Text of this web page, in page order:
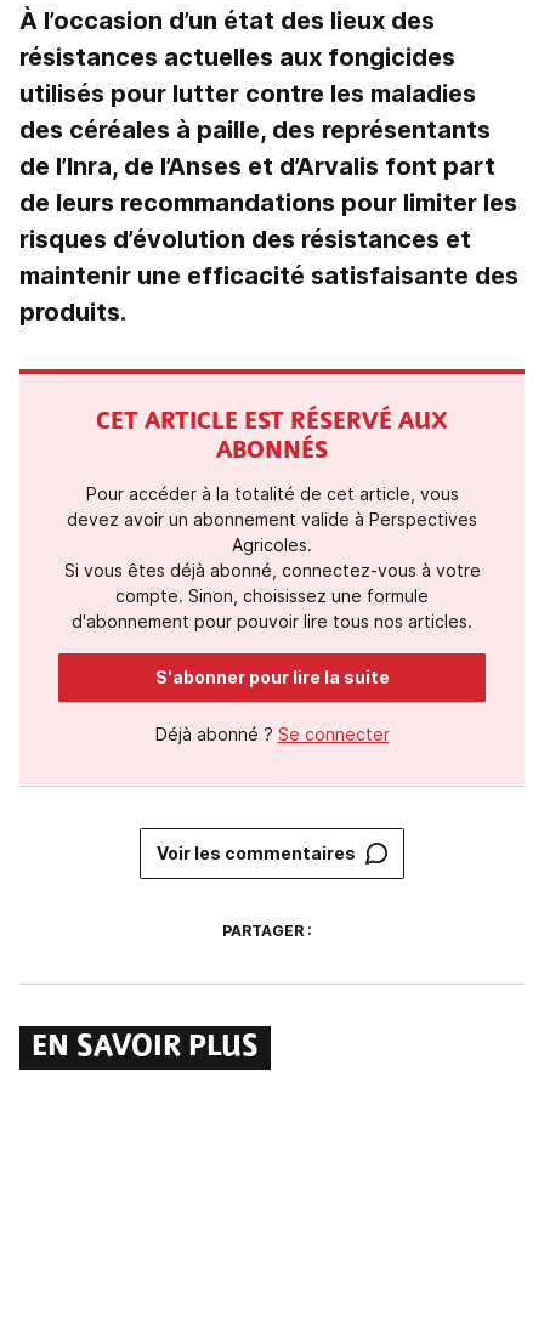
À l’occasion d’un état des lieux des
résistances actuelles aux fongicides
utilisés pour lutter contre les maladies
des céréales à paille, des représentants
de l’Inra, de l’Anses et d’Arvalis font part
de leurs recommandations pour limiter les
risques d’évolution des résistances et
maintenir une efficacité satisfaisante des
produits.
CET ARTICLE EST RÉSERVÉ AUX
ABONNÉS
Pour accéder à la totalité de cet article, vous
devez avoir un abonnement valide à Perspectives
Agricoles.
Si vous êtes déjà abonné, connectez-vous à votre
compte. Sinon, choisissez une formule
d'abonnement pour pouvoir lire tous nos articles.
S'abonner pour lire la suite
Déjà abonné ? Se connecter
Voir les commentaires
PARTAGER :
EN SAVOIR PLUS